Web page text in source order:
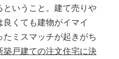
いうこと。建て売りや
くても建物がイマイ
ミスマッチが起きがち
築戸建ての注文住宅に決